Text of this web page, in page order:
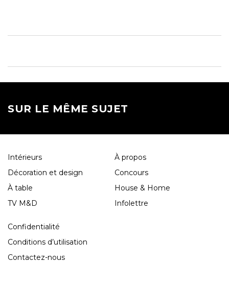
SUR LE MÊME SUJET
Intérieurs
Décoration et design
À table
TV M&D
À propos
Concours
House & Home
Infolettre
Confidentialité
Conditions d’utilisation
Contactez-nous